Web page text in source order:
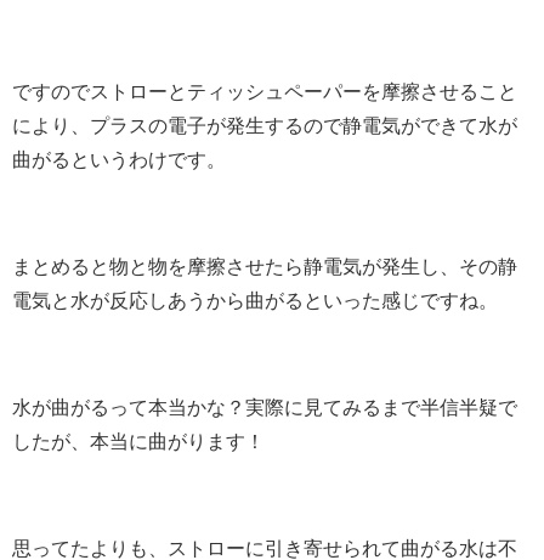
ですのでストローとティッシュペーパーを摩擦させること
により、プラスの電子が発生するので静電気ができて水が
曲がるというわけです。
まとめると物と物を摩擦させたら静電気が発生し、その静
電気と水が反応しあうから曲がるといった感じですね。
水が曲がるって本当かな？実際に見てみるまで半信半疑で
したが、本当に曲がります！
思ってたよりも、ストローに引き寄せられて曲がる水は不